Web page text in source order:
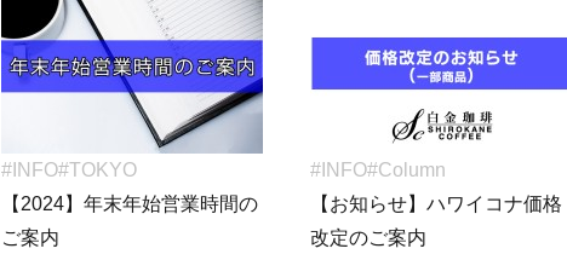
#INFO#TOKYO
【2024】年末年始営業時間の
ご案内
#INFO#Column
【お知らせ】ハワイコナ価格
改定のご案内